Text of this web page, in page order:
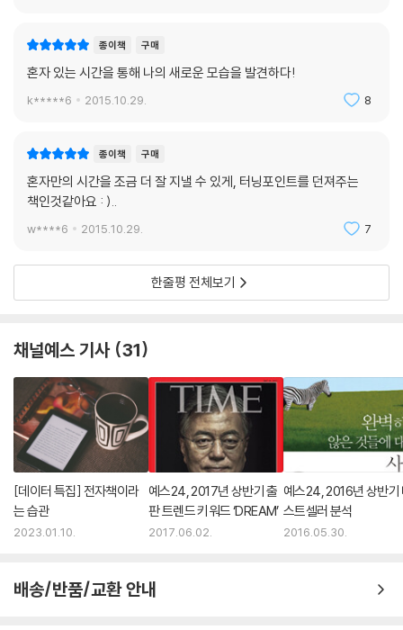
종이책 구매
혼자 있는 시간을 통해 나의 새로운 모습을 발견하다!
k*****6 2015.10.29. 8
종이책 구매
혼자만의 시간을 조금 더 잘 지낼 수 있게, 터닝포인트를 던져주는
책인것같아요 : )..
w****6 2015.10.29. 7
한줄평 전체보기
채널예스 기사 31
[데이터 특집] 전자책이라
는 습관
2023.01.10.
예스24, 2017년 상반기 출
판 트렌드 키워드 ‘DREAM’
2017.06.02.
예스24, 2016년 상반기
스트셀러 분석
2016.05.30.
배송/반품/교환 안내